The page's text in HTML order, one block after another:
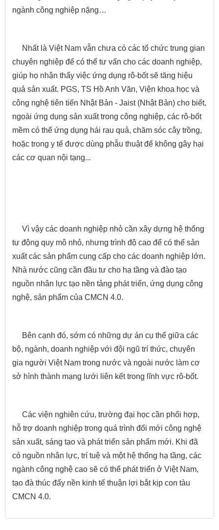
ngành công nghiệp nặng…
Nhất là Việt Nam vẫn chưa có các tổ chức trung gian
chuyên nghiệp để có thể tư vấn cho các doanh nghiệp,
giúp họ nhận thấy việc ứng dụng rô-bốt sẽ tăng hiệu
quả sản xuất. PGS, TS Hồ Anh Văn, Viện khoa học và
công nghệ tiên tiến Nhật Bản - Jaist (Nhật Bản) cho biết,
ngoài ứng dụng sản xuất trong công nghiệp, các rô-bốt
mềm có thể ứng dụng hái rau quả, chăm sóc cây trồng,
hoặc trong y tế được dùng phẫu thuật để không gây hại
các cơ quan nội tạng...
Vì vậy các doanh nghiệp nhỏ cần xây dựng hệ thống
tự động quy mô nhỏ, nhưng trình độ cao để có thể sản
xuất các sản phẩm cung cấp cho các doanh nghiệp lớn.
Nhà nước cũng cần đầu tư cho hạ tầng và đào tạo
nguồn nhân lực tạo nền tảng phát triển, ứng dụng công
nghệ, sản phẩm của CMCN 4.0.
Bên cạnh đó, sớm có những dự án cụ thể giữa các
bộ, ngành, doanh nghiệp với đội ngũ trí thức, chuyên
gia người Việt Nam trong nước và ngoài nước làm cơ
sở hình thành mạng lưới liên kết trong lĩnh vực rô-bốt.
Các viện nghiên cứu, trường đại học cần phối hợp,
hỗ trợ doanh nghiệp trong quá trình đổi mới công nghệ
sản xuất, sáng tạo và phát triển sản phẩm mới. Khi đã
có nguồn nhân lực, trí tuệ và một hệ thống hạ tầng, các
ngành công nghệ cao sẽ có thể phát triển ở Việt Nam,
tạo đà thúc đẩy nền kinh tế thuận lợi bắt kịp con tàu
CMCN 4.0.